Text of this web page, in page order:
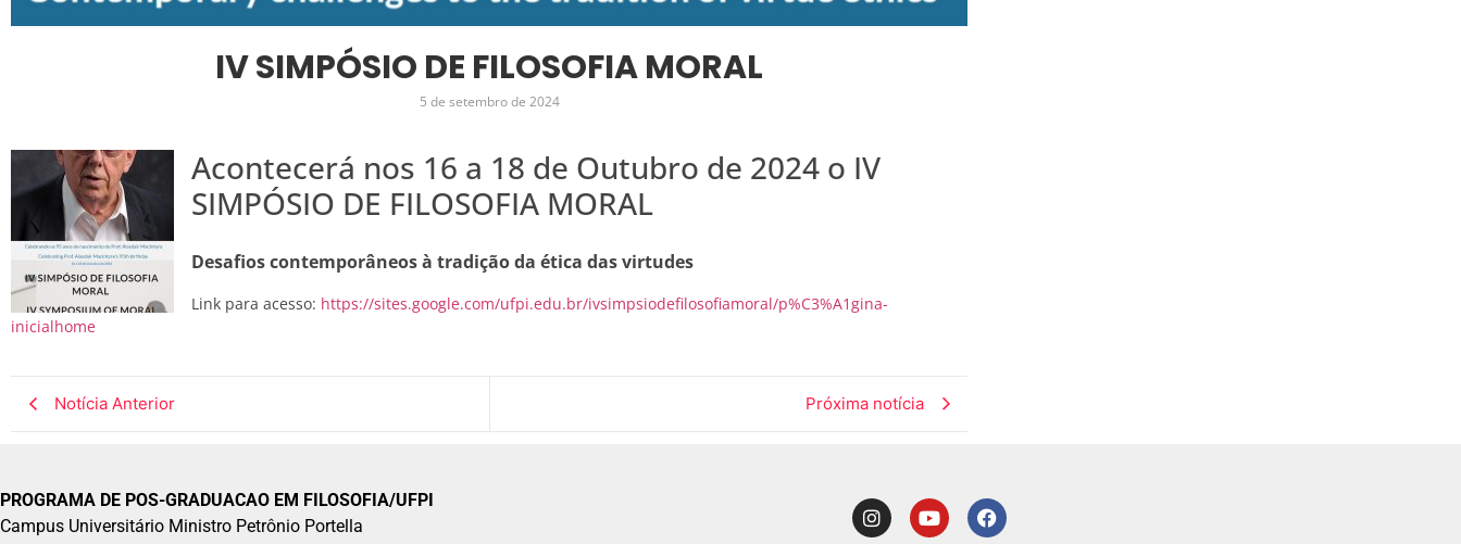
IV SIMPÓSIO DE FILOSOFIA MORAL
5 de setembro de 2024
Acontecerá nos 16 a 18 de Outubro de 2024 o IV
SIMPÓSIO DE FILOSOFIA MORAL
Desafios contemporâneos à tradição da ética das virtudes
Link para acesso: https://sites.google.com/ufpi.edu.br/ivsimpsiodefilosofiamoral/p%C3%A1gina-
inicialhome
Notícia Anterior Próxima notícia
PROGRAMA DE POS-GRADUACAO EM FILOSOFIA/UFPI
Campus Universitário Ministro Petrônio Portella